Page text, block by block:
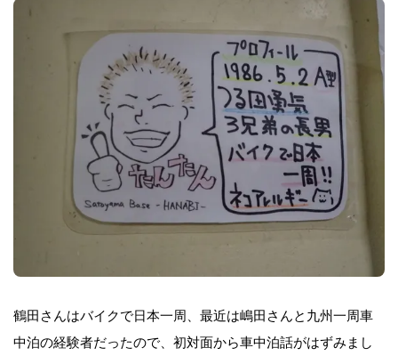
鶴田さんはバイクで日本一周、最近は嶋田さんと九州一周車
中泊の経験者だったので、初対面から車中泊話がはずみまし